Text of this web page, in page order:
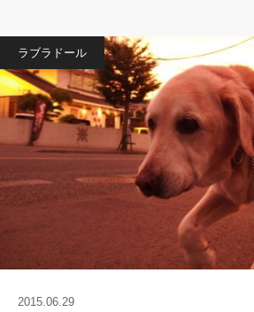
ラブラドール
2015.06.29